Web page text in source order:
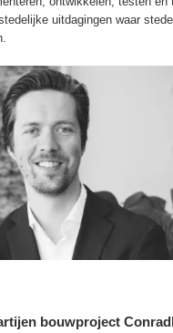
uitdagingen waar
bouwproject